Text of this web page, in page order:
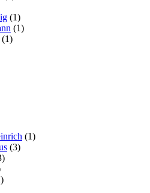
(1)
(1)
(1)
(1)
(3)